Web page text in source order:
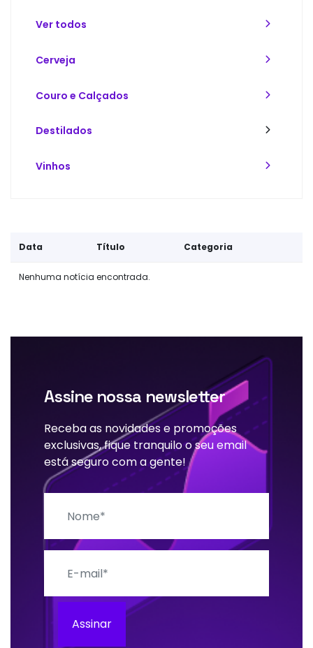
Ver todos
Cerveja
Couro e Calçados
Destilados
Vinhos
Data Título Categoria
Nenhuma notícia encontrada.
Assine nossa newsletter
Receba as novidades e promoções
exclusivas, fique tranquilo o seu email
está seguro com a gente!
Assinar